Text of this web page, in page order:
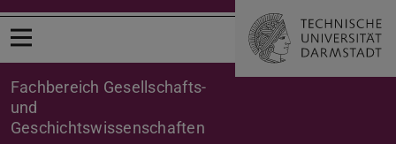
Menü öffnen
Fachbereich Gesellschafts-
und
Geschichtswissenschaften